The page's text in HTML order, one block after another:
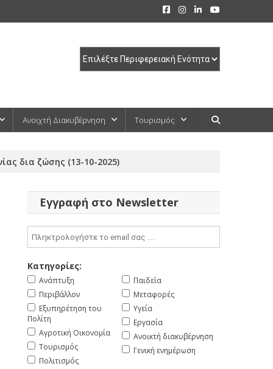
Ανοιχτή Διακυβέρνηση Τουρισμός
δια ζώσης (13-10-2025)
Εγγραφή στο Newsletter
Κατηγορίες:
Ανάπτυξη
Περιβάλλον
Εξυπηρέτηση του
Πολίτη
Αγροτική Οικονομία
Τουρισμός
Πολιτισμός
Παιδεία
Μεταφορές
Υγεία
Εργασία
Ανοικτή διακυβέρνηση
Γενική ενημέρωση